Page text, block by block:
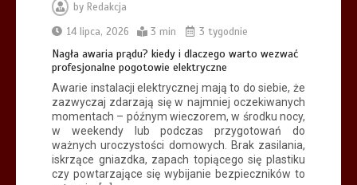
by Redakcja
14 lipca, 2026
3 min 3 tygodnie
Nagła awaria prądu? kiedy i dlaczego warto wezwać
profesjonalne pogotowie elektryczne
Awarie instalacji elektrycznej mają to do siebie, że
zazwyczaj zdarzają się w najmniej oczekiwanych
momentach – późnym wieczorem, w środku nocy,
w weekendy lub podczas przygotowań do
ważnych uroczystości domowych. Brak zasilania,
iskrzące gniazdka, zapach topiącego się plastiku
czy powtarzające się wybijanie bezpieczników to